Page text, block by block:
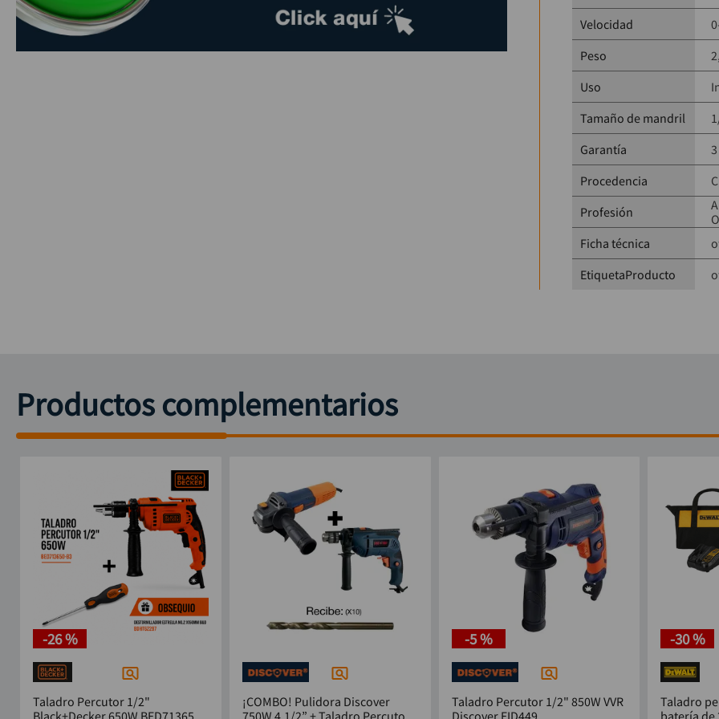
para el día a día.
Velocidad
Peso
Uso
Tamaño de mandril
Garantía
Procedencia
Profesión
Ficha técnica
EtiquetaProducto
Productos complementarios
-26 %
Taladro Percutor 1/2"
Black+Decker 650W BED713650-
¡COMBO! Pulidora Discover
750W 4.1/2” + Taladro Percutor
-5 %
Taladro Percutor 1/2" 850W VVR
Discover EID449
-30 %
Taladro
batería de